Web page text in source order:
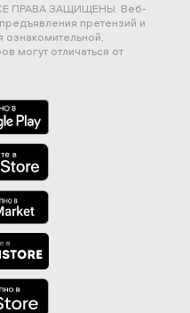
ПРАВА ЗАЩИЩЕНЫ. Веб-
претензий и
ознакомительной,
могут отличаться от